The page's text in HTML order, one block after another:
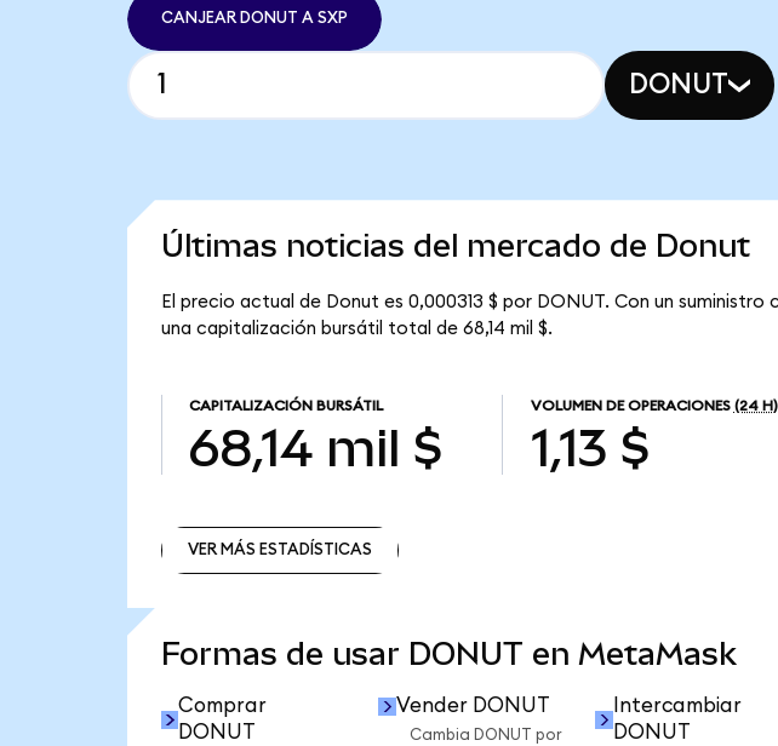
CANJEAR DONUT A SXP
DONUT
Últimas noticias del mercado de Donut
El precio actual de Donut es 0,000313 $ por DONUT. Con un
una capitalización bursátil total de 68,14 mil $.
CAPITALIZACIÓN BURSÁTIL
68,14 mil $
VOLUMEN DE OPERACIONES (24 H)
1,13 $
VER MÁS ESTADÍSTICAS
Formas de usar DONUT en MetaMask
Comprar
DONUT
Vender DONUT
Cambia DONUT por
Intercambiar
DONUT